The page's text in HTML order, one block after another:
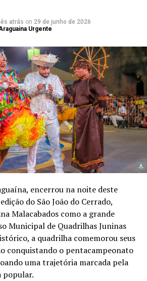
atrás on 29 de junho de 2026
Urgente
encerrou na noite deste
do São João do Cerrado,
Malacabados como a grande
Municipal de Quadrilhas Juninas
a quadrilha comemorou seus
conquistando o pentacampeonato
uma trajetória marcada pela
popular.